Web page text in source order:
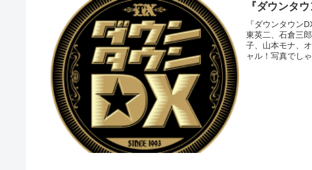
『ダウンタ
『ダウンタウン
東英二、石倉三
子、山本モナ、
ャル！写真でし